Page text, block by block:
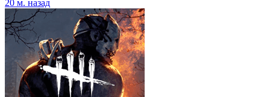
20 м. назад